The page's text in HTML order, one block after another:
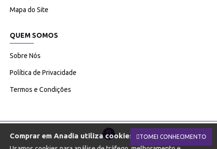
Mapa do Site
QUEM SOMOS
Sobre Nós
Política de Privacidade
Termos e Condições
TOMEI CONHECIMENTO
Comprar em Anadia utiliza cookies.